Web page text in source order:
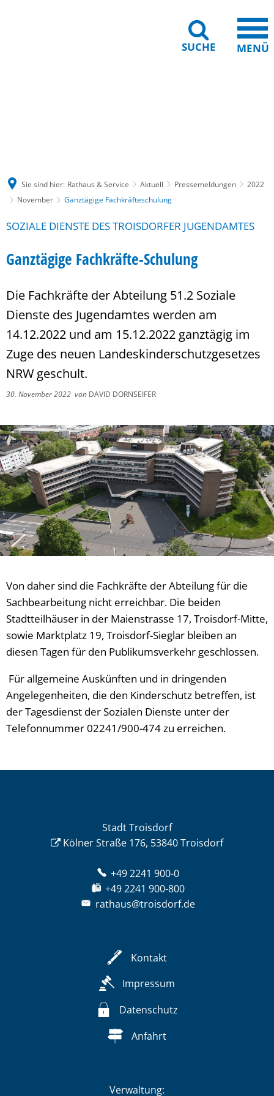
SUCHE MENÜ
Sie sind hier: Rathaus & Service Aktuell Pressemeldungen
2022
November
Ganztägige Fachkräfteschulung
SOZIALE DIENSTE DES TROISDORFER JUGENDAMTES
Ganztägige Fachkräfte-Schulung
Die Fachkräfte der Abteilung 51.2 Soziale
Dienste des Jugendamtes werden am
14.12.2022 und am 15.12.2022 ganztägig im
Zuge des neuen Landeskinderschutzgesetzes
NRW geschult.
30. November 2022 von DAVID DORNSEIFER
Von daher sind die Fachkräfte der Abteilung für die
Sachbearbeitung nicht erreichbar. Die beiden
Stadtteilhäuser in der Maienstrasse 17, Troisdorf-Mitte,
sowie Marktplatz 19, Troisdorf-Sieglar bleiben an
diesen Tagen für den Publikumsverkehr geschlossen.
Für allgemeine Auskünften und in dringenden
Angelegenheiten, die den Kinderschutz betreffen, ist
der Tagesdienst der Sozialen Dienste unter der
Telefonnummer 02241/900-474 zu erreichen.
Stadt Troisdorf
Kölner Straße 176, 53840 Troisdorf
+49 2241 900-0
+49 2241 900-800
rathaus@troisdorf.de
Kontakt
Impressum
Datenschutz
Anfahrt
Verwaltung: